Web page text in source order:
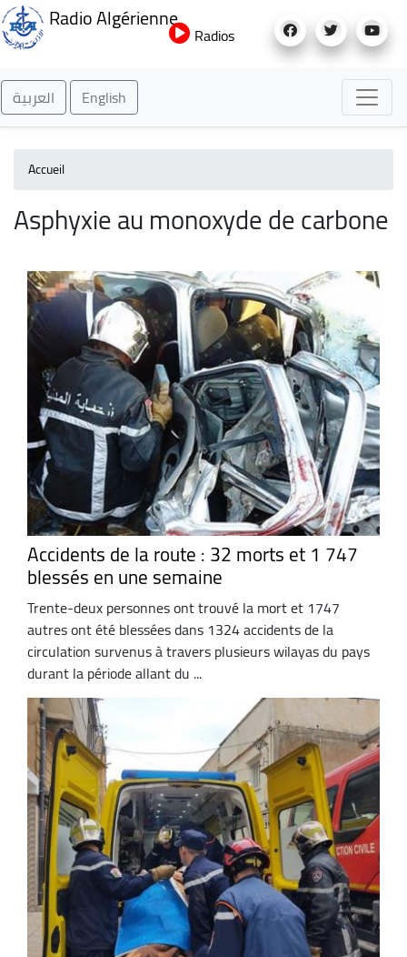
au
Radio Algérienne
Radios
العربية English
Accueil
Asphyxie au monoxyde de carbone
Accidents de la route : 32 morts et 1 747
blessés en une semaine
Trente-deux personnes ont trouvé la mort et 1747
autres ont été blessées dans 1324 accidents de la
circulation survenus à travers plusieurs wilayas du pays
durant la période allant du ...